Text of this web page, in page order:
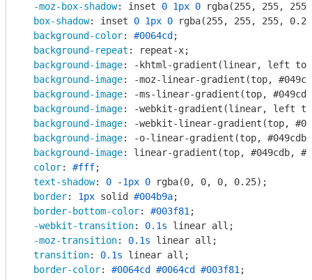
-moz-box-shadow: inset 0 1px 0 rgba(255, 255,
box-shadow: inset 0 1px 0 rgba(255, 255, 255,
background-color: #0064cd ;
background-repeat : repeat-x;
background-image: -khtml-gradient (linear, left
background-image: -moz-linear-gradient (top,
background-image: -ms-linear-gradient (top,
background-image: -webkit-gradient (linear, left
background-image: -webkit-linear-gradient (top,
background-image: -o-linear-gradient (top,
background-image: linear-gradient (top, #049cdb,
color: #fff;
text-shadow: 0 -1px 0 rgba(0, 0, 0, 0.25);
border: 1px solid #004b9a;
border-bottom-color: #003f81 ;
-webkit-transition: 0.1s linear all;
-moz-transition: 0.1s linear all;
transition: 0.1s linear all;
border-color: #0064cd #0064cd #003f81 ;